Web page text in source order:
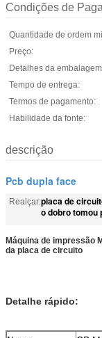
Condições de
Quantidade de ordem
Preço:
Detalhes da
Tempo de entrega:
Termos de pagamento:
Habilidade da fonte:
descrição
Pcb dupla face
Realçar:placa de
o dobro tomou
Máquina de impressão
da placa de circuito
Detalhe rápido: